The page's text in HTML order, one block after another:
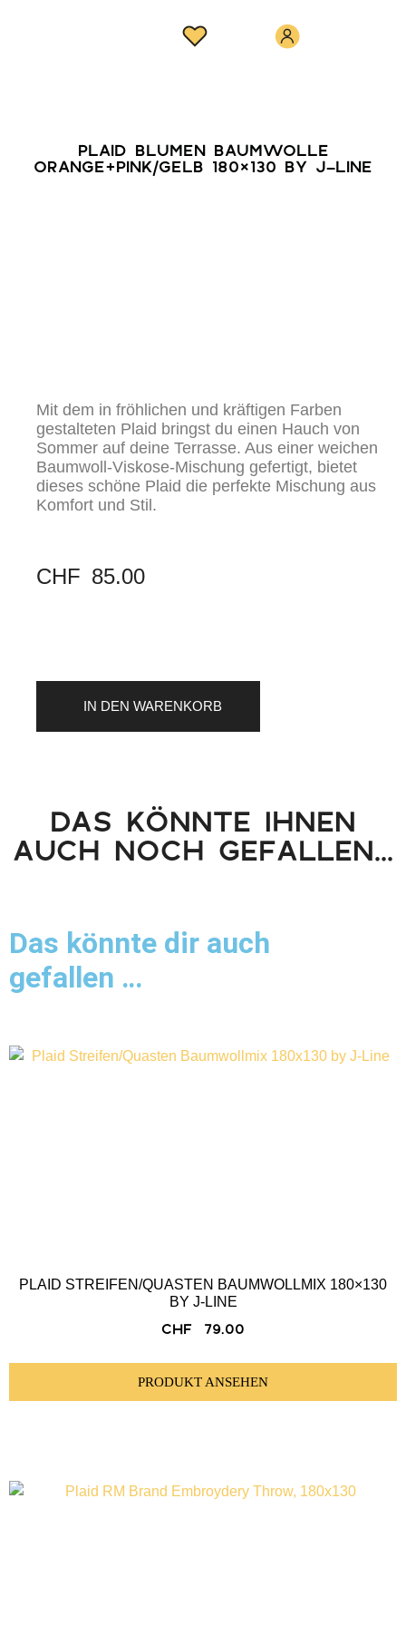
PLAID BLUMEN BAUMWOLLE
ORANGE+PINK/GELB 180×130 BY J-LINE
Mit dem in fröhlichen und kräftigen Farben
gestalteten Plaid bringst du einen Hauch von
Sommer auf deine Terrasse. Aus einer weichen
Baumwoll-Viskose-Mischung gefertigt, bietet
dieses schöne Plaid die perfekte Mischung aus
Komfort und Stil.
CHF 85.00
IN DEN WARENKORB
DAS KÖNNTE IHNEN
AUCH NOCH GEFALLEN...
Das könnte dir auch
gefallen …
PLAID STREIFEN/QUASTEN BAUMWOLLMIX 180×130
BY J-LINE
CHF 79.00
PRODUKT ANSEHEN